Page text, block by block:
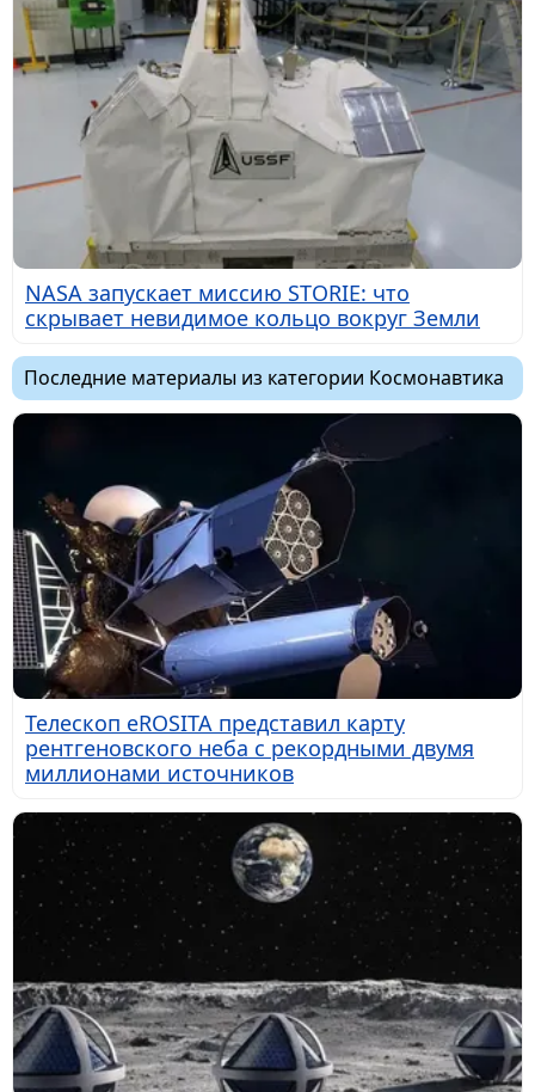
NASA запускает миссию STORIE: что
скрывает невидимое кольцо вокруг Земли
Последние материалы из категории Космонавтика
Телескоп eROSITA представил карту
рентгеновского неба с рекордными двумя
миллионами источников